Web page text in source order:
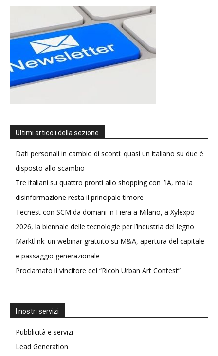
Ultimi articoli della sezione
Dati personali in cambio di sconti: quasi un italiano su due è
disposto allo scambio
Tre italiani su quattro pronti allo shopping con l’IA, ma la
disinformazione resta il principale timore
Tecnest con SCM da domani in Fiera a Milano, a Xylexpo
2026, la biennale delle tecnologie per l’industria del legno
Marktlink: un webinar gratuito su M&A, apertura del capitale
e passaggio generazionale
Proclamato il vincitore del “Ricoh Urban Art Contest”
I nostri servizi
Pubblicità e servizi
Lead Generation